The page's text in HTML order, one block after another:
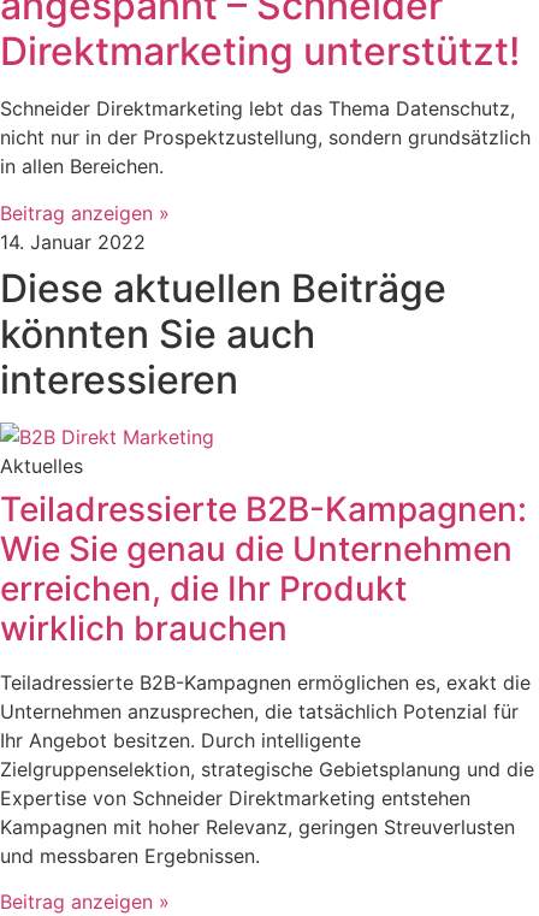
Direktmarketing unterstützt!
Schneider Direktmarketing lebt das Thema Datenschutz,
nicht nur in der Prospektzustellung, sondern grundsätzlich
in allen Bereichen.
Beitrag anzeigen »
14. Januar 2022
Diese aktuellen Beiträge
könnten Sie auch
interessieren
Aktuelles
Teiladressierte B2B-Kampagnen:
Wie Sie genau die Unternehmen
erreichen, die Ihr Produkt
wirklich brauchen
Teiladressierte B2B-Kampagnen ermöglichen es, exakt die
Unternehmen anzusprechen, die tatsächlich Potenzial für
Ihr Angebot besitzen. Durch intelligente
Zielgruppenselektion, strategische Gebietsplanung und die
Expertise von Schneider Direktmarketing entstehen
Kampagnen mit hoher Relevanz, geringen Streuverlusten
und messbaren Ergebnissen.
Beitrag anzeigen »